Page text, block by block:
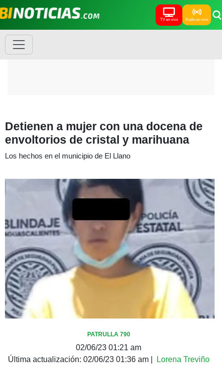
TV en vivo Radio en vivo
Detienen a mujer con una docena de
envoltorios de cristal y marihuana
Los hechos en el municipio de El Llano
PATRULLA 790
02/06/23 01:21 am
Última actualización: 02/06/23 01:36 am| Lorena Treviño